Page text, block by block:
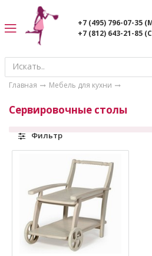
+7 (495) 796-07-35
+7 (812) 643-21-85
Главная Мебель для кухни
Сервировочные столы
Фильтр